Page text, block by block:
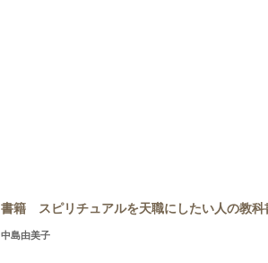
書籍 スピリチュアルを天職にしたい人の教
中島由美子